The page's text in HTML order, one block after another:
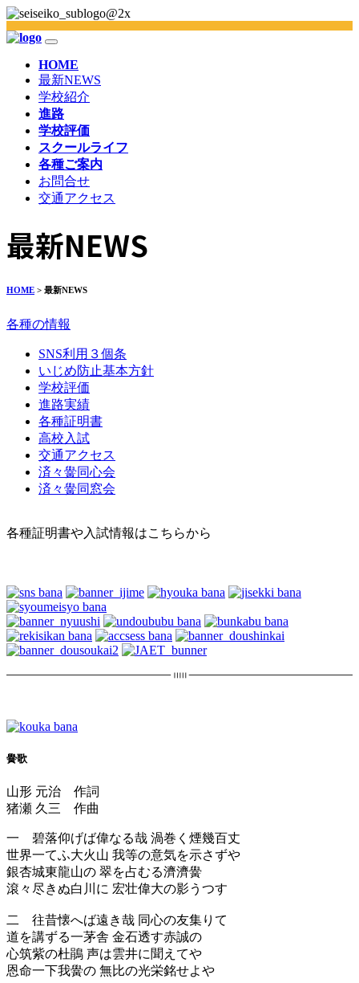
HOME
最新NEWS
学校紹介
進路
学校評価
スクールライフ
各種ご案内
お問合せ
交通アクセス
最新NEWS
HOME > 最新NEWS
各種の情報
SNS利用３個条
いじめ防止基本方針
学校評価
進路実績
各種証明書
高校入試
交通アクセス
済々黌同心会
済々黌同窓会
各種証明書や入試情報はこちらから
黌歌
山形 元治 作詞
猪瀬 久三 作曲
一 碧落仰げば偉なる哉 渦巻く煙幾百丈
世界一てふ大火山 我等の意気を示さずや
銀杏城東龍山の 翠を占むる濟濟黌
滾々尽きぬ白川に 宏壮偉大の影うつす
二 往昔懐へば遠き哉 同心の友集りて
道を講ずる一茅舎 金石透す赤誠の
心筑紫の杜鵑 声は雲井に聞えてや
恩命一下我黌の 無比の光栄銘せよや